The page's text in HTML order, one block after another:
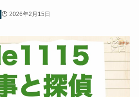
2026年2月15日